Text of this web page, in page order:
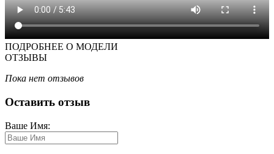
ПОДРОБНЕЕ О МОДЕЛИ
ОТЗЫВЫ
Пока нет отзывов
Оставить отзыв
Ваше Имя: